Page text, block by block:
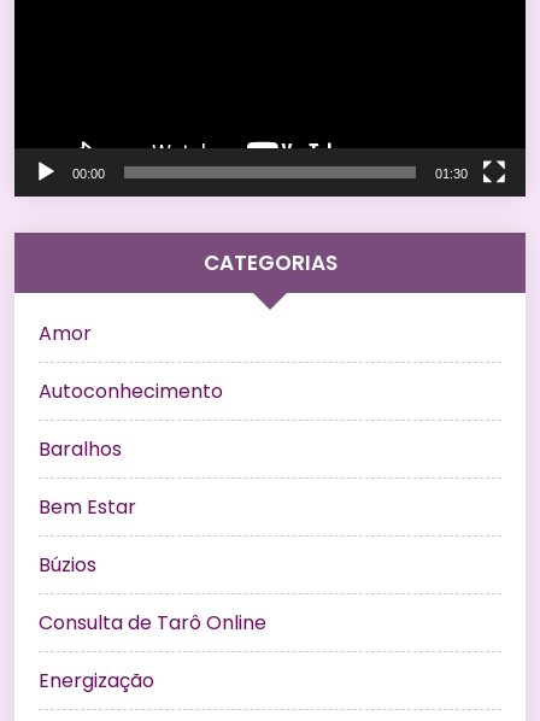
00:00 01:30
CATEGORIAS
Amor
Autoconhecimento
Baralhos
Bem Estar
Búzios
Consulta de Tarô Online
Energização